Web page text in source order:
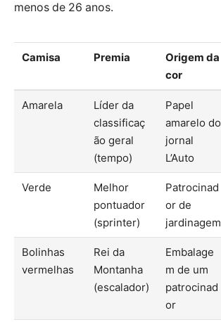
menos de 26 anos.
Camisa Premia
Origem da
cor
Amarela
Líder da
classificaç
ão geral
(tempo)
Papel
amarelo do
jornal
L’Auto
Verde
Melhor
pontuador
(sprinter)
Patrocinad
or de
jardinagem
Bolinhas
vermelhas
Rei da
Montanha
(escalador)
Embalage
m de um
patrocinad
or